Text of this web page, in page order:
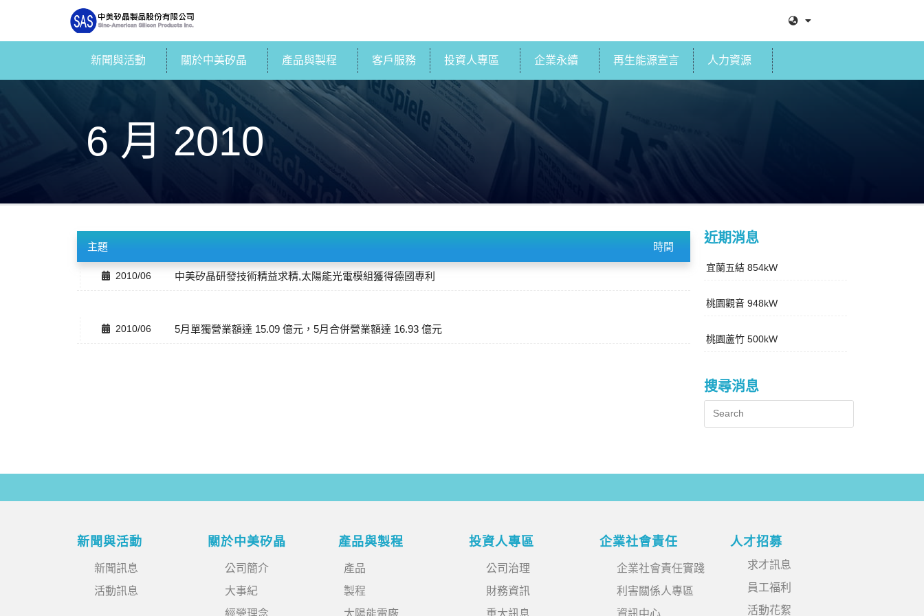
新聞與活動 關於中美矽晶 產品與製程 客戶服務 投資人專區 企業永續 再生能源宣言 人力資源
6 月 2010
主題 時間
2010/06 中美矽晶研發技術精益求精,太陽能光電模組獲得德國專利
2010/06 5月單獨營業額達 15.09 億元，5月合併營業額達 16.93 億元
近期消息
宜蘭五結 854kW
桃園觀音 948kW
桃園蘆竹 500kW
搜尋消息
新聞與活動
新聞訊息
活動訊息
關於中美矽晶
公司簡介
大事紀
經營理念
產品與製程
產品
製程
太陽能電廠
投資人專區
公司治理
財務資訊
重大訊息
企業社會責任
企業社會責任實踐
利害關係人專區
資訊中心
人才招募
求才訊息
員工福利
活動花絮